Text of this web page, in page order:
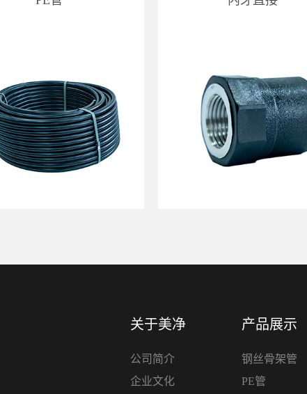
关于美净
公司简介
企业文化
产品展示
钢丝骨架管
PE管